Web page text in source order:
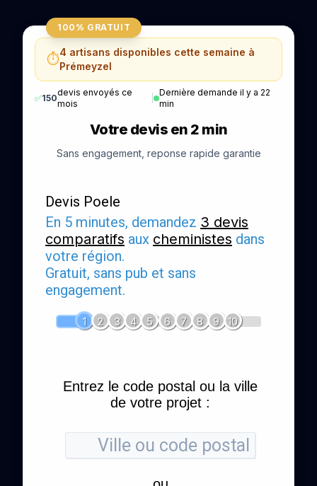
100% GRATUIT
⏱️4 artisans disponibles cette semaine à
Prémeyzel
✅150
devis envoyés ce
mois
Dernière demande il y a 22
min
Votre devis en 2 min
Sans engagement, reponse rapide garantie
Devis Poele
En 5 minutes, demandez 3 devis
comparatifs aux cheministes dans
votre région.
Gratuit, sans pub et sans
engagement.
1 2 3 4 5 6 7 8 9 10
Entrez le code postal ou la ville
de votre projet :